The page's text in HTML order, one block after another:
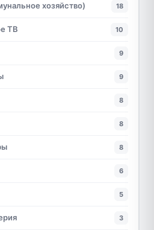
хозяйство) 18
ТВ 10
9
9
8
8
8
6
5
3